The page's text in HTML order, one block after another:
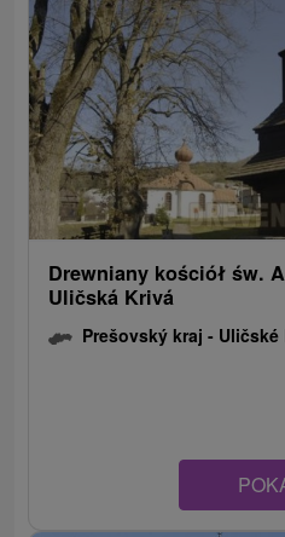
Drewniany kościół św.
Uličská Krivá
Prešovský kraj - Uličské